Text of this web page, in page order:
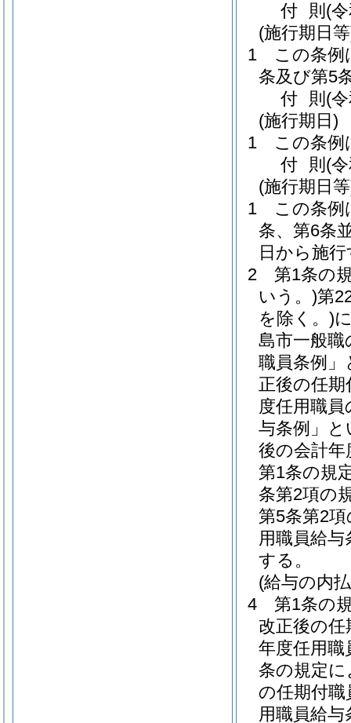
付 則 (
(施行期日
1
この条例
条及び第5
付 則 (
(施行期日)
1
この条例
付 則 (
(施行期日
1
この条例
条、第6条
日から施
2
第1条の
いう。)第
を除く。)
島市一般職
職員条例」
正後の任
度任用職
与条例」と
後の会計年
第1条の規
条第2項の
第5条第2
用職員給
する。
(給与の内
4
第1条の
改正後の
年度任用
条の規定
の任期付
用職員給